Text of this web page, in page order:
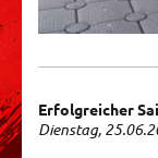
Erfolgreicher
Dienstag,